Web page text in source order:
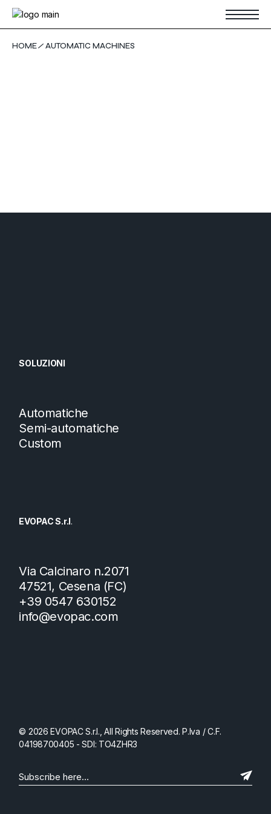
content
HOME AUTOMATIC MACHINES
SOLUZIONI
Automatiche
Semi-automatiche
Custom
EVOPAC S.r.l.
Via Calcinaro n.2071
47521, Cesena (FC)
+39 0547 630152
info@evopac.com
© 2026 EVOPAC S.r.l., All Rights Reserved. P.Iva / C.F.
04198700405 - SDI: TO4ZHR3